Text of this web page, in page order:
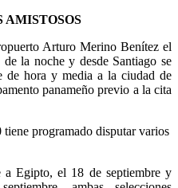
AMISTOSOS
Arturo Merino Benítez el
la noche y desde Santiago se
de hora y media a la ciudad de
panameño previo a la cita
programado disputar varios
a Egipto, el 18 de septiembre y